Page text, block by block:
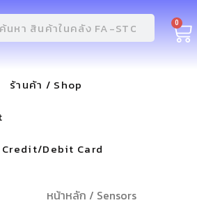
0
ร้านค้า / Shop
Credit/Debit Card
หน้าหลัก / Sensors